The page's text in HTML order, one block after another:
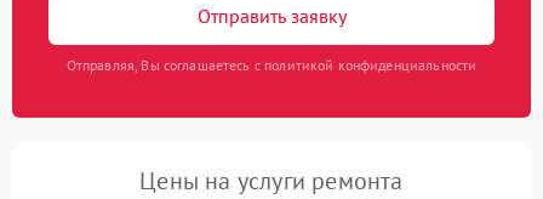
Отправить заявку
Отправляя, Вы соглашаетесь с политикой конфиденциальности
Цены на услуги ремонта